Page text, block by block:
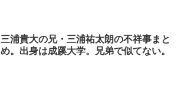
三浦貴大の兄・三浦祐太朗の不祥事まと
め。出身は成蹊大学。兄弟で似てない。